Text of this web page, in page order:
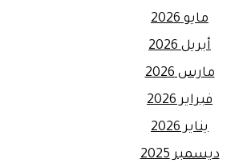
مايو 2026
أبريل 2026
مارس 2026
فبراير 2026
يناير 2026
ديسمبر 2025